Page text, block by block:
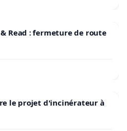
Read : fermeture de route
le projet d'incinérateur à